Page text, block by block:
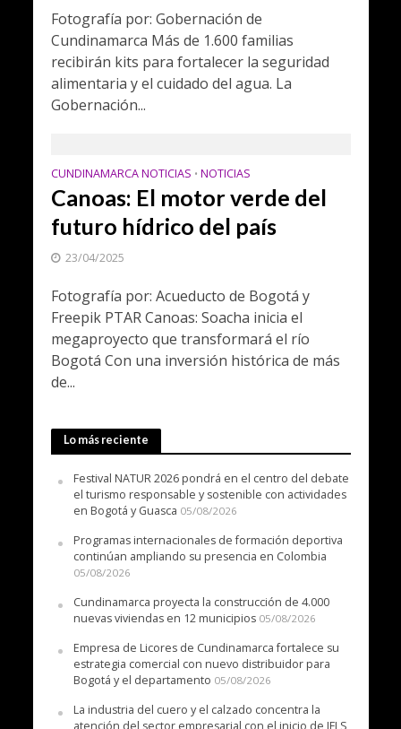
Fotografía por: Gobernación de
Cundinamarca Más de 1.600 familias
recibirán kits para fortalecer la seguridad
alimentaria y el cuidado del agua. La
Gobernación...
CUNDINAMARCA NOTICIAS • NOTICIAS
Canoas: El motor verde del
futuro hídrico del país
23/04/2025
Fotografía por: Acueducto de Bogotá y
Freepik PTAR Canoas: Soacha inicia el
megaproyecto que transformará el río
Bogotá Con una inversión histórica de más
de...
Lo más reciente
Festival NATUR 2026 pondrá en el centro del debate
el turismo responsable y sostenible con actividades
en Bogotá y Guasca 05/08/2026
Programas internacionales de formación deportiva
continúan ampliando su presencia en Colombia
05/08/2026
Cundinamarca proyecta la construcción de 4.000
nuevas viviendas en 12 municipios 05/08/2026
Empresa de Licores de Cundinamarca fortalece su
estrategia comercial con nuevo distribuidor para
Bogotá y el departamento 05/08/2026
La industria del cuero y el calzado concentra la